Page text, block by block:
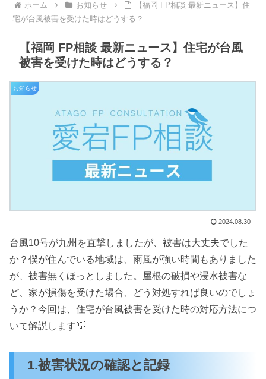
ホーム お知らせ
【福岡 FP相談 最新ニュース】住
宅が台風被害を受けた時はどうする？
【福岡 FP相談 最新ニュース】住宅が台風
被害を受けた時はどうする？
お知らせ
2024.08.30
台風10号が九州を直撃しましたが、被害は大丈夫でした
か？僕が住んでいる地域は、雨風が強い時間もありました
が、被害無くほっとしました。屋根の破損や浸水被害な
ど、家が損傷を受けた場合、どう対処すれば良いのでしょ
うか？今回は、住宅が台風被害を受けた時の対応方法につ
いて解説します💡
1.被害状況の確認と記録